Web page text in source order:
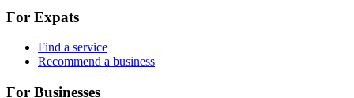
For Expats
Find a service
Recommend a business
For Businesses